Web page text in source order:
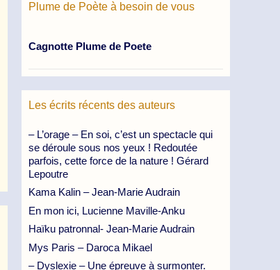
Plume de Poète à besoin de vous
Cagnotte Plume de Poete
Les écrits récents des auteurs
– L’orage – En soi, c’est un spectacle qui
se déroule sous nos yeux ! Redoutée
parfois, cette force de la nature ! Gérard
Lepoutre
Kama Kalin – Jean-Marie Audrain
En mon ici, Lucienne Maville-Anku
Haïku patronnal- Jean-Marie Audrain
Mys Paris – Daroca Mikael
– Dyslexie – Une épreuve à surmonter.